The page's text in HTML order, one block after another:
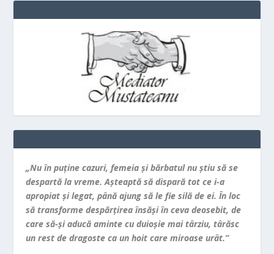
„Nu în puţine cazuri, femeia şi bărbatul nu ştiu să se
despartă la vreme. Aşteaptă să dispară tot ce i-a
apropiat şi legat, până ajung să le fie silă de ei. În loc
să transforme despărţirea însăşi în ceva deosebit, de
care să-şi aducă aminte cu duioşie mai târziu, târăsc
un rest de dragoste ca un hoit care miroase urât.”